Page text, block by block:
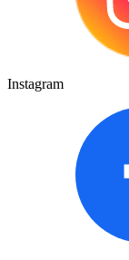
Instagram